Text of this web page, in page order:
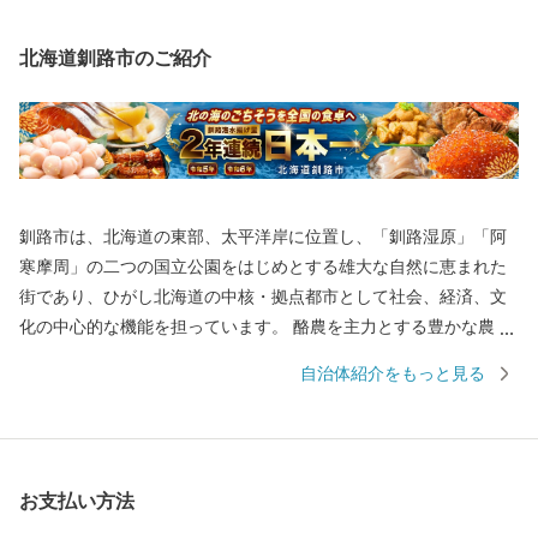
北海道釧路市のご紹介
釧路市は、北海道の東部、太平洋岸に位置し、「釧路湿原」「阿
寒摩周」の二つの国立公園をはじめとする雄大な自然に恵まれた
街であり、ひがし北海道の中核・拠点都市として社会、経済、文
化の中心的な機能を担っています。 酪農を主力とする豊かな農業
を誇る水産業など、日本の食料基地といえる地域です。 安全・安
製紙工場のほか、全国唯一の石炭鉱業所が操業しており地域の主
自治体紹介をもっと見る
お支払い方法